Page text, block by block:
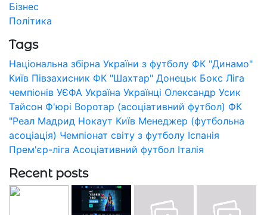
Бізнес
Політика
Tags
Національна збірна України з футболу ФК "Динамо"
Київ Півзахисник ФК "Шахтар" Донецьк Бокс Ліга
чемпіонів УЄФА Україна Українці Олександр Усик
Тайсон Ф'юрі Воротар (асоціативний футбол) ФК
"Реал Мадрид Нокаут Київ Менеджер (футбольна
асоціація) Чемпіонат світу з футболу Іспанія
Прем'єр-ліга Асоціативний футбол Італія
Recent posts